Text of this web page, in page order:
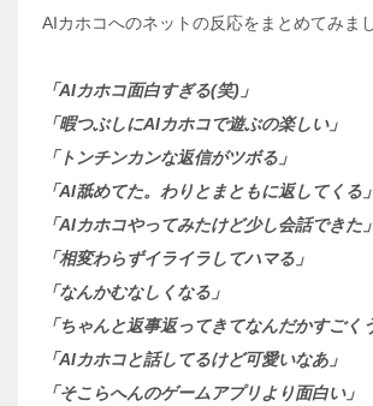
AIカホコへのネットの反応をまとめてみまし
「AIカホコ面白すぎる(笑)」
「暇つぶしにAIカホコで遊ぶの楽しい」
「トンチンカンな返信がツボる」
「AI舐めてた。わりとまともに返してくる」
「AIカホコやってみたけど少し会話できた」
「相変わらずイライラしてハマる」
「なんかむなしくなる」
「ちゃんと返事返ってきてなんだかすごく
「AIカホコと話してるけど可愛いなあ」
「そこらへんのゲームアプリより面白い」